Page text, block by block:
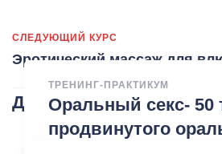
СЛЕДУЮЩИЙ КУРС
Эротический массаж для
Другие курсы
ТРЕНИНГ-ПРАКТИКУМ
Оральный секс- 50
продвинутого